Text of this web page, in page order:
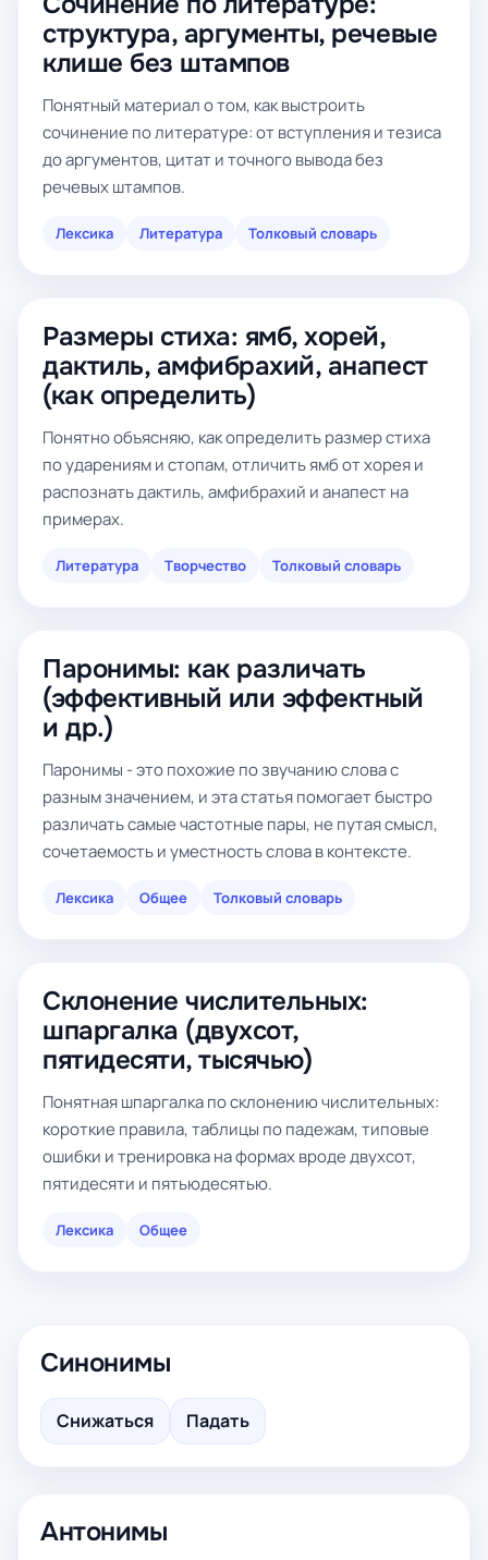
структура, аргументы, речевые
клише без штампов
Понятный материал о том, как выстроить
сочинение по литературе: от вступления и тезиса
до аргументов, цитат и точного вывода без
речевых штампов.
Лексика Литература Толковый словарь
Размеры стиха: ямб, хорей,
дактиль, амфибрахий, анапест
(как определить)
Понятно объясняю, как определить размер стиха
по ударениям и стопам, отличить ямб от хорея и
распознать дактиль, амфибрахий и анапест на
примерах.
Литература Творчество Толковый словарь
Паронимы: как различать
(эффективный или эффектный
и др.)
Паронимы - это похожие по звучанию слова с
разным значением, и эта статья помогает быстро
различать самые частотные пары, не путая смысл,
сочетаемость и уместность слова в контексте.
Лексика Общее Толковый словарь
Склонение числительных:
шпаргалка (двухсот,
пятидесяти, тысячью)
Понятная шпаргалка по склонению числительных:
короткие правила, таблицы по падежам, типовые
ошибки и тренировка на формах вроде двухсот,
пятидесяти и пятьюдесятью.
Лексика Общее
Синонимы
Снижаться Падать
Антонимы